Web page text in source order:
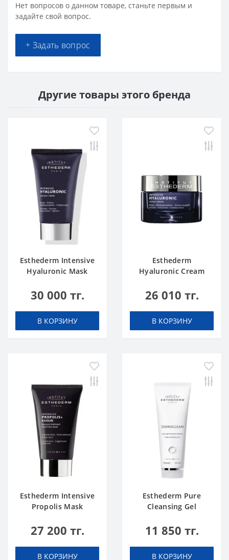
Нет вопросов о данном товаре, станьте первым и
задайте свой вопрос.
+ Задать вопрос
Другие товары этого бренда
Esthederm Intensive
Hyaluronic Mask
30 000 тг.
В КОРЗИНУ
Esthederm
Hyaluronic Cream
26 010 тг.
В КОРЗИНУ
Esthederm Intensive
Propolis Mask
27 200 тг.
В КОРЗИНУ
Esthederm Pure
Cleansing Gel
11 850 тг.
В КОРЗИНУ